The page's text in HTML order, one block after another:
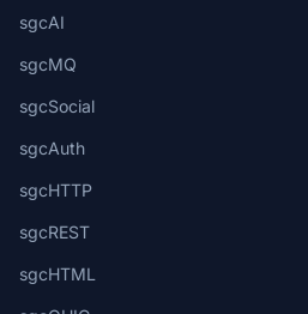
sgcAI
sgcMQ
sgcSocial
sgcAuth
sgcHTTP
sgcREST
sgcHTML